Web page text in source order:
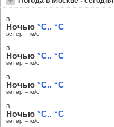
в
Ночью °C.. °C
ветер – м/c
в
Ночью °C.. °C
ветер – м/c
в
Ночью °C.. °C
ветер – м/c
в
Ночью °C.. °C
ветер – м/c